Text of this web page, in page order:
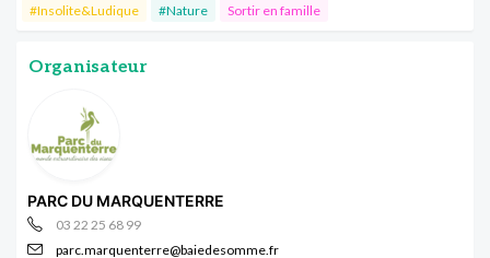
#Insolite&Ludique #Nature Sortir en famille
Organisateur
PARC DU MARQUENTERRE
03 22 25 68 99
parc.marquenterre@baiedesomme.fr